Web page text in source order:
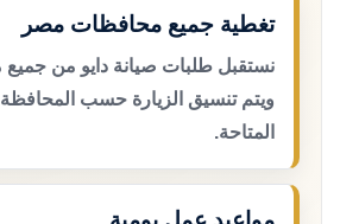
تغطية جميع محافظات مصر
نستقبل طلبات صيانة دايو من
ويتم تنسيق الزيارة حسب
المتاحة.